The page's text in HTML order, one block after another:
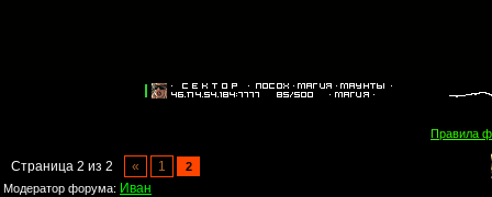
Правила
Страница 2 из 2 « 1
2
Модератор форума: Иван